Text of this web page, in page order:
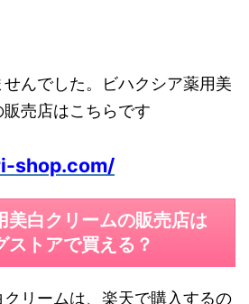
んでした。ビハクシア薬用美
売店はこちらです
shop.com/
美白クリームの販売店は
ストアで買える？
リームは、楽天で購入するの